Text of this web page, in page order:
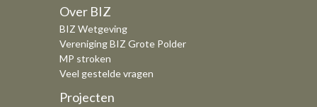
Over BIZ
BIZ Wetgeving
Vereniging BIZ Grote Polder
MP stroken
Veel gestelde vragen
Projecten